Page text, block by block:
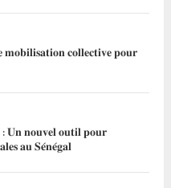
𝐜𝐨𝐥𝐥𝐞𝐜𝐭𝐢𝐯𝐞 𝐩𝐨𝐮𝐫
𝐧𝐨𝐮𝐯𝐞𝐥 𝐨𝐮𝐭𝐢𝐥 𝐩𝐨𝐮𝐫
𝐚𝐮 𝐒𝐞́𝐧𝐞́𝐠𝐚𝐥